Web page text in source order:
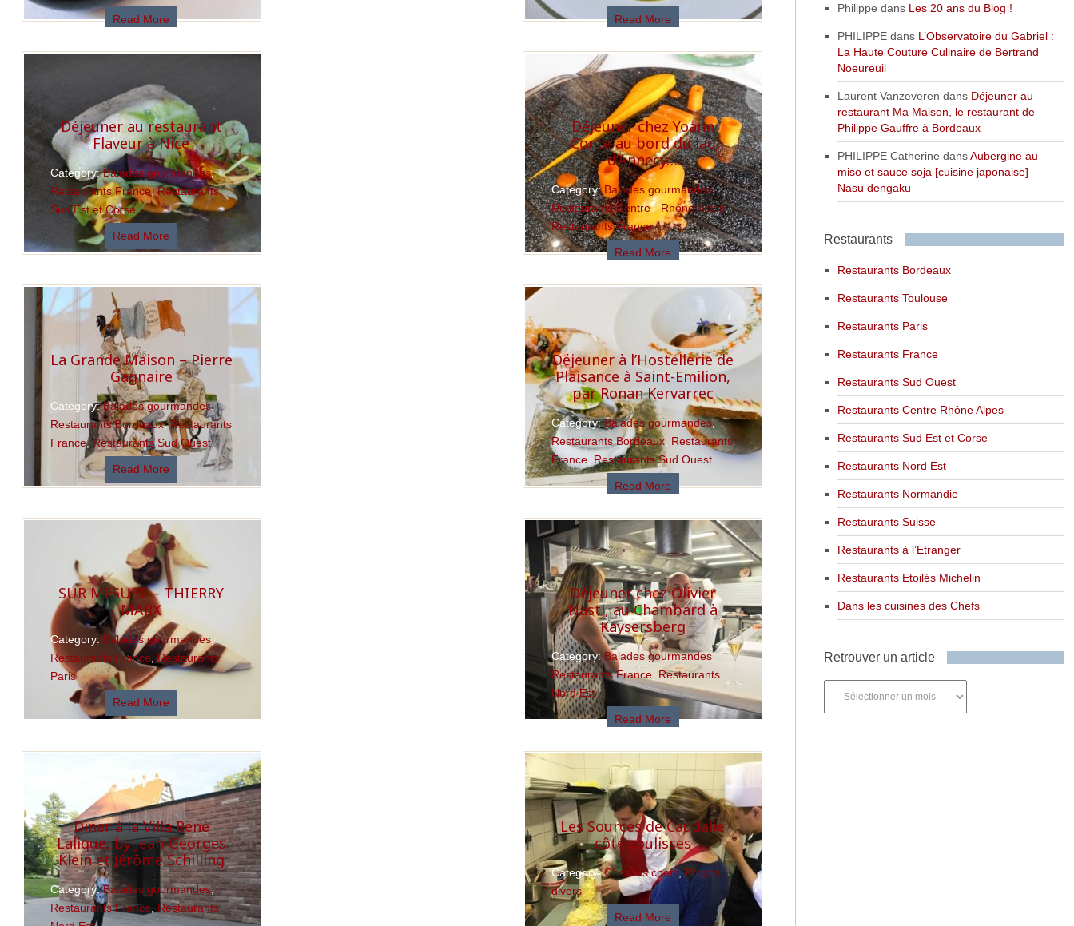
Read More Read More
Déjeuner au restaurant
Flaveur à Nice
Category:Balades gourmandes,
Restaurants France,Restaurants
Sud Est et Corse
Read More
Déjeuner chez Yoann
Conte au bord du lac
d’Annecy…
Category:Balades gourmandes,
Restaurants Centre - Rhône Alpes,
Restaurants France
Read More
La Grande Maison – Pierre
Gagnaire
Category:Balades gourmandes,
Restaurants Bordeaux,Restaurants
France,Restaurants Sud Ouest
Read More
Déjeuner à l’Hostellerie de
Plaisance à Saint-Emilion,
par Ronan Kervarrec
Category:Balades gourmandes,
Restaurants Bordeaux Restaurants
France Restaurants Sud Ouest
Read More
SUR MESURE – THIERRY
MARX
Category:Balades gourmandes,
Restaurants France ,Restaurants
Paris
Read More
Déjeuner chez Olivier
Nasti, au Chambard à
Kaysersberg
Category:Balades gourmandes,
Restaurants France Restaurants
Nord Est
Read More
Diner à la Villa René
Lalique, by Jean-Georges
Klein et Jérôme Schilling
Category:Balades gourmandes,
Restaurants France
Restaurants
Les Sources de Caudalie
côté coulisses
Category:Chez les chefs,Propos
divers
Read More
Philippe dans Les 20 ans du Blog !
PHILIPPEdans L’Observatoire du Gabriel :
La Haute Couture Culinaire de Bertrand
Noeureuil
Laurent Vanzeveren dans Déjeuner au
restaurant Ma Maison, le restaurant de
Philippe Gauffre à Bordeaux
PHILIPPE Catherine dansAubergine au
miso et sauce soja [cuisine japonaise] –
Nasu dengaku
Restaurants
Restaurants Bordeaux
Restaurants Toulouse
Restaurants Paris
Restaurants France
Restaurants Sud Ouest
Restaurants Centre Rhône Alpes
Restaurants Sud Est et Corse
Restaurants Nord Est
Restaurants Normandie
Restaurants Suisse
Restaurants à l’Etranger
Restaurants Etoilés Michelin
Dans les cuisines des Chefs
Retrouver un article